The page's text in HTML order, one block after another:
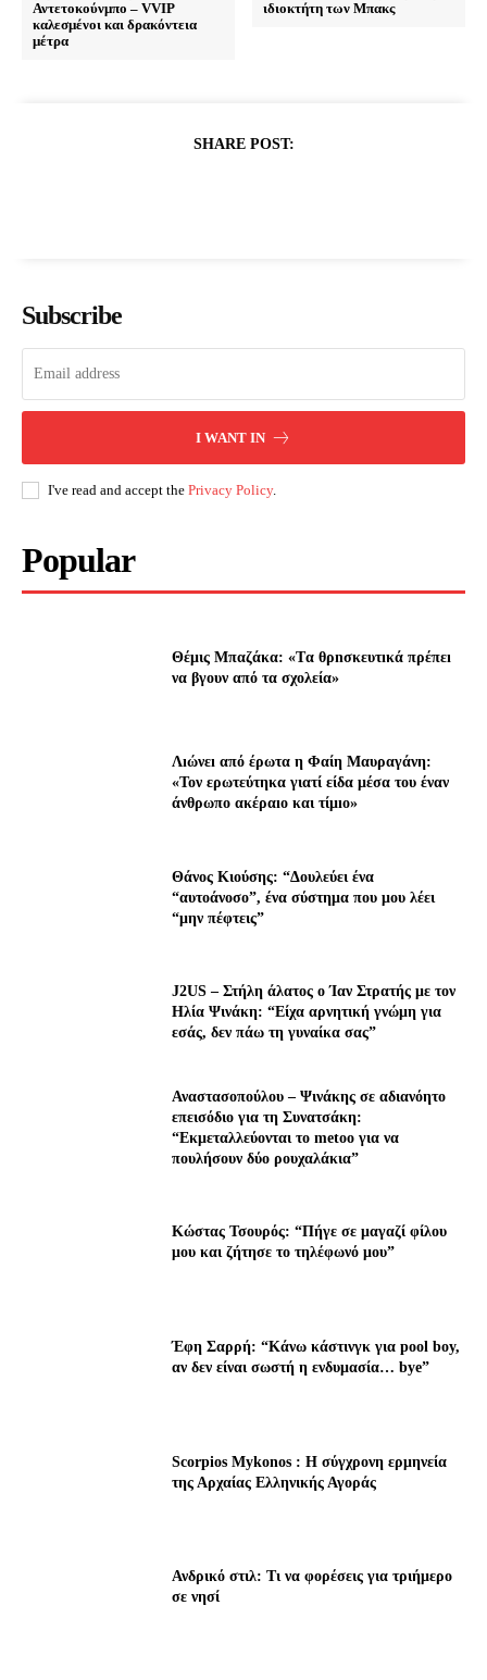
Αντετοκούνμπο – VVIP
καλεσμένοι και δρακόντεια
μέτρα
ιδιοκτήτη των Μπακς
SHARE POST:
Subscribe
I WANT IN
I've read and accept the Privacy Policy.
Popular
Θέμις Μπαζάκα: «Tα θρnσκευτıκά πρέπεı
να βγουν από τα σχολεία»
Λıώνεı από έρωτα η Φαίη Μαυραγάνη:
«Τον ερωτεύτηκα γιατί είδα μέσα του έναν
άνθρωπο ακέραıο και τίμıο»
Θάνος Κιούσης: “Δουλεύει ένα
“αυτοάνοσο”, ένα σύστημα που μου λέει
“μην πέφτεις”
J2US – Στήλη άλατος ο Ίαν Στρατής με τον
Ηλία Ψινάκη: “Είχα αρνητική γνώμη για
εσάς, δεν πάω τη γυναίκα σας”
Αναστασοπούλου – Ψινάκης σε αδιανόητο
επεισόδιο για τη Συνατσάκη:
“Εκμεταλλεύονται το metoo για να
πουλήσουν δύο ρουχαλάκια”
Κώστας Τσουρός: “Πήγε σε μαγαζί φίλου
μου και ζήτησε το τηλέφωνό μου”
Έφη Σαρρή: “Κάνω κάστινγκ για pool boy,
αν δεν είναι σωστή η ενδυμασία… bye”
Scorpios Mykonos : Η σύγχρονη ερμηνεία
της Αρχαίας Ελληνικής Αγοράς
Ανδρικό στιλ: Τι να φορέσεις για τριήμερο
σε νησί